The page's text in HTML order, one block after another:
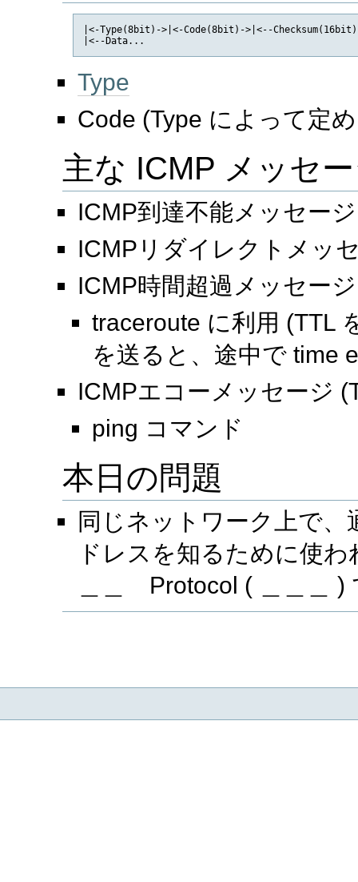
|<-Type(8bit)->|<-Code(8bit)->|<--
Type
Code (Type によって定
主な ICMP メッセ
ICMP到達不能メッセー
ICMPリダイレクトメッ
ICMP時間超過メッセー
traceroute に利用 (TTL
を送ると、途中で time
ICMPエコーメッセージ
ping コマンド
本日の問題
同じネットワーク上で
ドレスを知るために使
＿＿ Protocol ( ＿＿＿ )